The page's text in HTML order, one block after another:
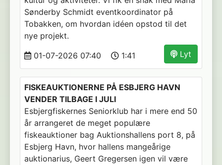
Sønderby Schmidt eventkoordinator på
Tobakken, om hvordan idéen opstod til det
nye projekt.
Lyt
01-07-2026 07:40 1:41
FISKEAUKTIONERNE PÅ ESBJERG HAVN
VENDER TILBAGE I JULI
Esbjergfiskernes Seniorklub har i mere end 50
år arrangeret de meget populære
fiskeauktioner bag Auktionshallens port 8, på
Esbjerg Havn, hvor hallens mangeårige
auktionarius, Geert Gregersen igen vil være